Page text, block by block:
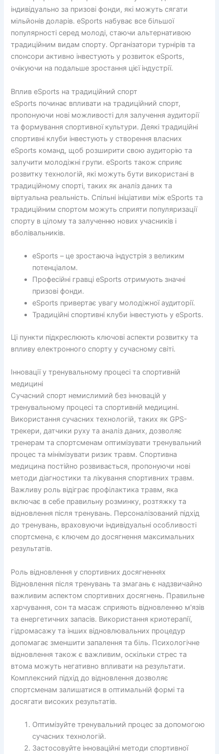
індивідуально за призові фонди, які можуть сягати
мільйонів доларів. eSports набуває все більшої
популярності серед молоді, стаючи альтернативою
традиційним видам спорту. Організатори турнірів та
спонсори активно інвестують у розвиток eSports,
очікуючи на подальше зростання цієї індустрії.
Вплив eSports на традиційний спорт
eSports починає впливати на традиційний спорт,
пропонуючи нові можливості для залучення аудиторії
та формування спортивної культури. Деякі традиційні
спортивні клуби інвестують у створення власних
eSports команд, щоб розширити свою аудиторію та
залучити молодіжні групи. eSports також сприяє
розвитку технологій, які можуть бути використані в
традиційному спорті, таких як аналіз даних та
віртуальна реальність. Спільні ініціативи між eSports та
традиційним спортом можуть сприяти популяризації
спорту в цілому та залученню нових учасників і
вболівальників.
eSports – це зростаюча індустрія з великим
потенціалом.
Професійні гравці eSports отримують значні
призові фонди.
eSports привертає увагу молодіжної аудиторії.
Традиційні спортивні клуби інвестують у eSports.
Ці пункти підкреслюють ключові аспекти розвитку та
впливу електронного спорту у сучасному світі.
Інновації у тренувальному процесі та спортивній
медицині
Сучасний спорт немислимий без інновацій у
тренувальному процесі та спортивній медицині.
Використання сучасних технологій, таких як GPS-
трекери, датчики руху та аналіз даних, дозволяє
тренерам та спортсменам оптимізувати тренувальний
процес та мінімізувати ризик травм. Спортивна
медицина постійно розвивається, пропонуючи нові
методи діагностики та лікування спортивних травм.
Важливу роль відіграє профілактика травм, яка
включає в себе правильну розминку, розтяжку та
відновлення після тренувань. Персоналізований підхід
до тренувань, враховуючи індивідуальні особливості
спортсмена, є ключем до досягнення максимальних
результатів.
Роль відновлення у спортивних досягненнях
Відновлення після тренувань та змагань є надзвичайно
важливим аспектом спортивних досягнень. Правильне
харчування, сон та масаж сприяють відновленню м'язів
та енергетичних запасів. Використання криотерапії,
гідромасажу та інших відновлювальних процедур
допомагає зменшити запалення та біль. Психологічне
відновлення також є важливим, оскільки стрес та
втома можуть негативно впливати на результати.
Комплексний підхід до відновлення дозволяє
спортсменам залишатися в оптимальній формі та
досягати високих результатів.
Оптимізуйте тренувальний процес за допомогою
сучасних технологій.
Застосовуйте інноваційні методи спортивної